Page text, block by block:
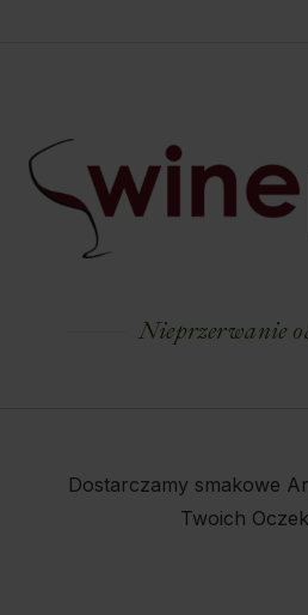
Nieprzerwanie
Dostarczamy smakowe
Twoich